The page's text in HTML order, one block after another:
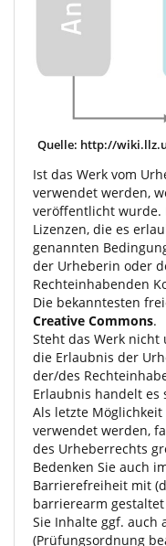
Quelle: http://
Ist das Werk vom
verwendet werden,
veröffentlicht wurde.
Lizenzen, die es
genannten
der Urheberin oder
Rechteinhabenden
Die bekanntesten
Creative Commons.
Steht das Werk
die Erlaubnis der
der/des
Erlaubnis handelt es
Als letzte Möglichkeit
verwendet werden,
des Urheberrechts
Bedenken Sie auch
Barrierefreiheit mit
barrierearm
Sie Inhalte ggf. auch
(Prüfungsordnung